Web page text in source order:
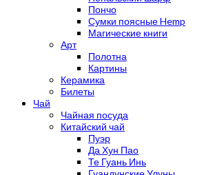
Пончо
Сумки поясные Hemp
Магические книги
Арт
Полотна
Картины
Керамика
Билеты
Чай
Чайная посуда
Китайский чай
Пуэр
Да Хун Пао
Те Гуань Инь